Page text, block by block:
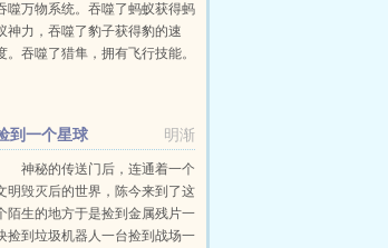
噬万物系统。吞噬了蚂蚁获得蚂
神力，吞噬了豹子获得豹的速
。吞噬了猎隼，拥有飞行技能。
王宝塔？你有定海神针？你有...
明渐
到一个星球
神秘的传送门后，连通着一个
明毁灭后的世界，陈今来到了这
陌生的地方于是捡到金属残片一
捡到垃圾机器人一台捡到战场一